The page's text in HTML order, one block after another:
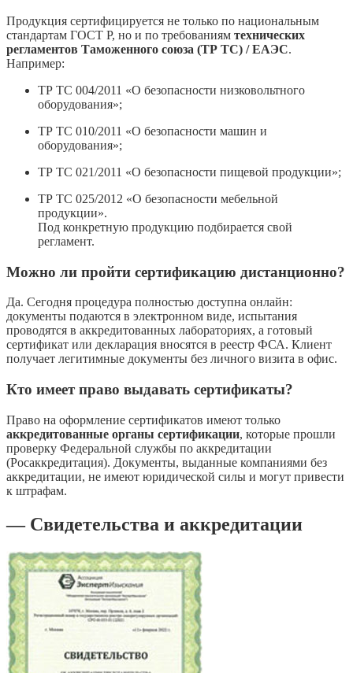
Продукция сертифицируется не только по национальным
стандартам ГОСТ Р, но и по требованиям технических
регламентов Таможенного союза (ТР ТС) / ЕАЭС.
Например:
ТР ТС 004/2011 «О безопасности низковольтного
оборудования»;
ТР ТС 010/2011 «О безопасности машин и
оборудования»;
ТР ТС 021/2011 «О безопасности пищевой продукции»;
ТР ТС 025/2012 «О безопасности мебельной
продукции».
Под конкретную продукцию подбирается свой
регламент.
Можно ли пройти сертификацию дистанционно?
Да. Сегодня процедура полностью доступна онлайн:
документы подаются в электронном виде, испытания
проводятся в аккредитованных лабораториях, а готовый
сертификат или декларация вносятся в реестр ФСА. Клиент
получает легитимные документы без личного визита в офис.
Кто имеет право выдавать сертификаты?
Право на оформление сертификатов имеют только
аккредитованные органы сертификации, которые прошли
проверку Федеральной службы по аккредитации
(Росаккредитация). Документы, выданные компаниями без
аккредитации, не имеют юридической силы и могут привести
к штрафам.
— Свидетельства и аккредитации